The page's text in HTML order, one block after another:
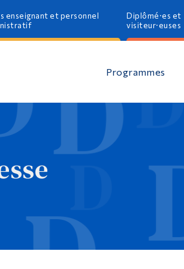
enseignant et personnel
Diplômé·es et
visiteur·euses
Programmes